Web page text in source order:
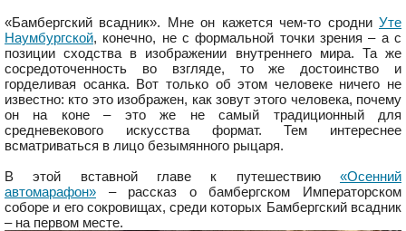
«Бамбергский всадник». Мне он кажется чем-то сродни Уте
Наумбургской, конечно, не с формальной точки зрения – а с
позиции сходства в изображении внутреннего мира. Та же
сосредоточенность во взгляде, то же достоинство и
горделивая осанка. Вот только об этом человеке ничего не
известно: кто это изображен, как зовут этого человека, почему
он на коне – это же не самый традиционный для
средневекового искусства формат. Тем интереснее
всматриваться в лицо безымянного рыцаря.
В этой вставной главе к путешествию «Осенний
автомарафон» – рассказ о бамбергском Императорском
соборе и его сокровищах, среди которых Бамбергский всадник
– на первом месте.